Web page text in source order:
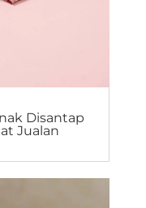
Disantap
Jualan